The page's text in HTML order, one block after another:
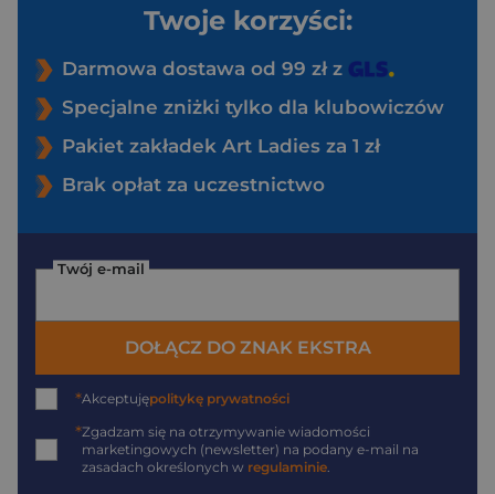
Twoje korzyści:
Darmowa dostawa od 99 zł z
Specjalne zniżki tylko dla klubowiczów
Pakiet zakładek Art Ladies za 1 zł
Brak opłat za uczestnictwo
Twój e-mail
DOŁĄCZ DO ZNAK EKSTRA
*Akceptujępolitykę prywatności
*Zgadzam się na otrzymywanie wiadomości
marketingowych (newsletter) na podany e-mail na
zasadach określonych w regulaminie